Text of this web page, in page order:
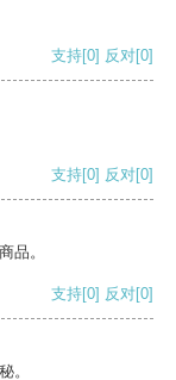
支持[0] 反对[0]
支持[0] 反对[0]
品。
支持[0] 反对[0]
。